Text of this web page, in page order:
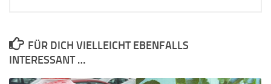
FÜR DICH VIELLEICHT EBENFALLS
INTERESSANT …